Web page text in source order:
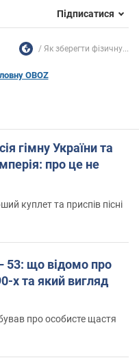
Підписатися
Як зберегти фізичну...
OBOZ
гімну України та
про це не
куплет та приспів пісні
53: що відомо про
х та який вигляд
про особисте щастя